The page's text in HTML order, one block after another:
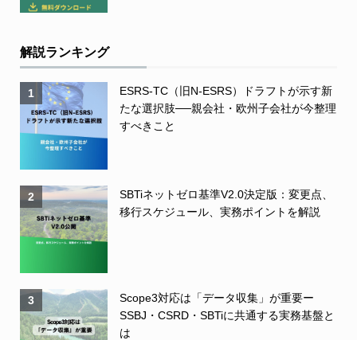
解説ランキング
1
ESRS-TC（旧N-ESRS）ドラフトが示す新
たな選択肢──親会社・欧州子会社が今整理
すべきこと
2
SBTiネットゼロ基準V2.0決定版：変更点、
移行スケジュール、実務ポイントを解説
3
Scope3対応は「データ収集」が重要ー
SSBJ・CSRD・SBTiに共通する実務基盤と
は